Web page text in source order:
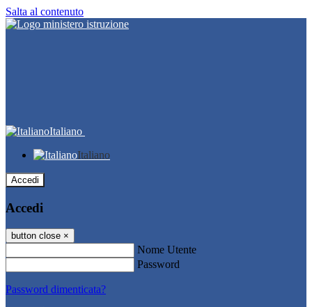
Salta al contenuto
Italiano
Italiano
Accedi
Accedi
button close ×
Nome Utente
Password
Password dimenticata?